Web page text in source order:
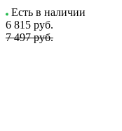
Есть в наличии
6 815 руб.
7 497 руб.